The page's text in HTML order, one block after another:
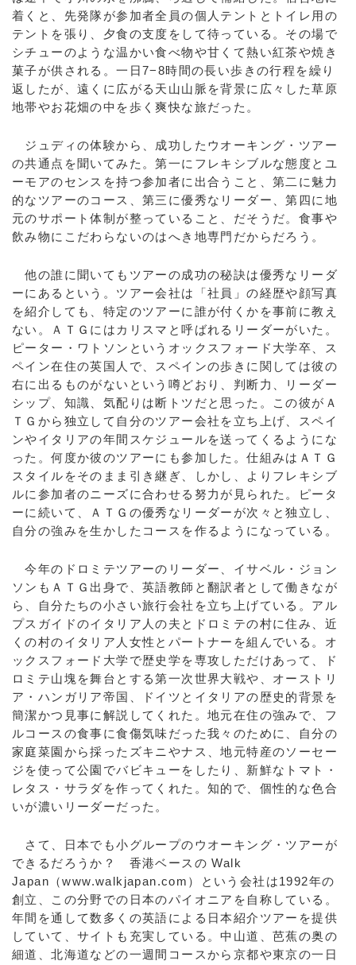
着くと、先発隊が参加者全員の個人テントとトイレ用の
テントを張り、夕食の支度をして待っている。その場で
シチューのような温かい食べ物や甘くて熱い紅茶や焼き
菓子が供される。一日7−8時間の長い歩きの行程を繰り
返したが、遠くに広がる天山山脈を背景に広々した草原
地帯やお花畑の中を歩く爽快な旅だった。
ジュディの体験から、成功したウオーキング・ツアー
の共通点を聞いてみた。第一にフレキシブルな態度とユ
ーモアのセンスを持つ参加者に出合うこと、第二に魅力
的なツアーのコース、第三に優秀なリーダー、第四に地
元のサポート体制が整っていること、だそうだ。食事や
飲み物にこだわらないのはへき地専門だからだろう。
他の誰に聞いてもツアーの成功の秘訣は優秀なリーダ
ーにあるという。ツアー会社は「社員」の経歴や顔写真
を紹介しても、特定のツアーに誰が付くかを事前に教え
ない。ＡＴＧにはカリスマと呼ばれるリーダーがいた。
ピーター・ワトソンというオックスフォード大学卒、ス
ペイン在住の英国人で、スペインの歩きに関しては彼の
右に出るものがないという噂どおり、判断力、リーダー
シップ、知識、気配りは断トツだと思った。この彼がＡ
ＴＧから独立して自分のツアー会社を立ち上げ、スペイ
ンやイタリアの年間スケジュールを送ってくるようにな
った。何度か彼のツアーにも参加した。仕組みはＡＴＧ
スタイルをそのまま引き継ぎ、しかし、よりフレキシブ
ルに参加者のニーズに合わせる努力が見られた。ピータ
ーに続いて、ＡＴＧの優秀なリーダーが次々と独立し、
自分の強みを生かしたコースを作るようになっている。
今年のドロミテツアーのリーダー、イサベル・ジョン
ソンもＡＴＧ出身で、英語教師と翻訳者として働きなが
ら、自分たちの小さい旅行会社を立ち上げている。アル
プスガイドのイタリア人の夫とドロミテの村に住み、近
くの村のイタリア人女性とパートナーを組んでいる。オ
ックスフォード大学で歴史学を専攻しただけあって、ド
ロミテ山塊を舞台とする第一次世界大戦や、オーストリ
ア・ハンガリア帝国、ドイツとイタリアの歴史的背景を
簡潔かつ見事に解説してくれた。地元在住の強みで、フ
ルコースの食事に食傷気味だった我々のために、自分の
家庭菜園から採ったズキニやナス、地元特産のソーセー
ジを使って公園でバビキューをしたり、新鮮なトマト・
レタス・サラダを作ってくれた。知的で、個性的な色合
いが濃いリーダーだった。
さて、日本でも小グループのウオーキング・ツアーが
できるだろうか？ 香港ベースの Walk
Japan（www.walkjapan.com）という会社は1992年の
創立、この分野での日本のパイオニアを自称している。
年間を通して数多くの英語による日本紹介ツアーを提供
していて、サイトも充実している。中山道、芭蕉の奥の
細道、北海道などの一週間コースから京都や東京の一日